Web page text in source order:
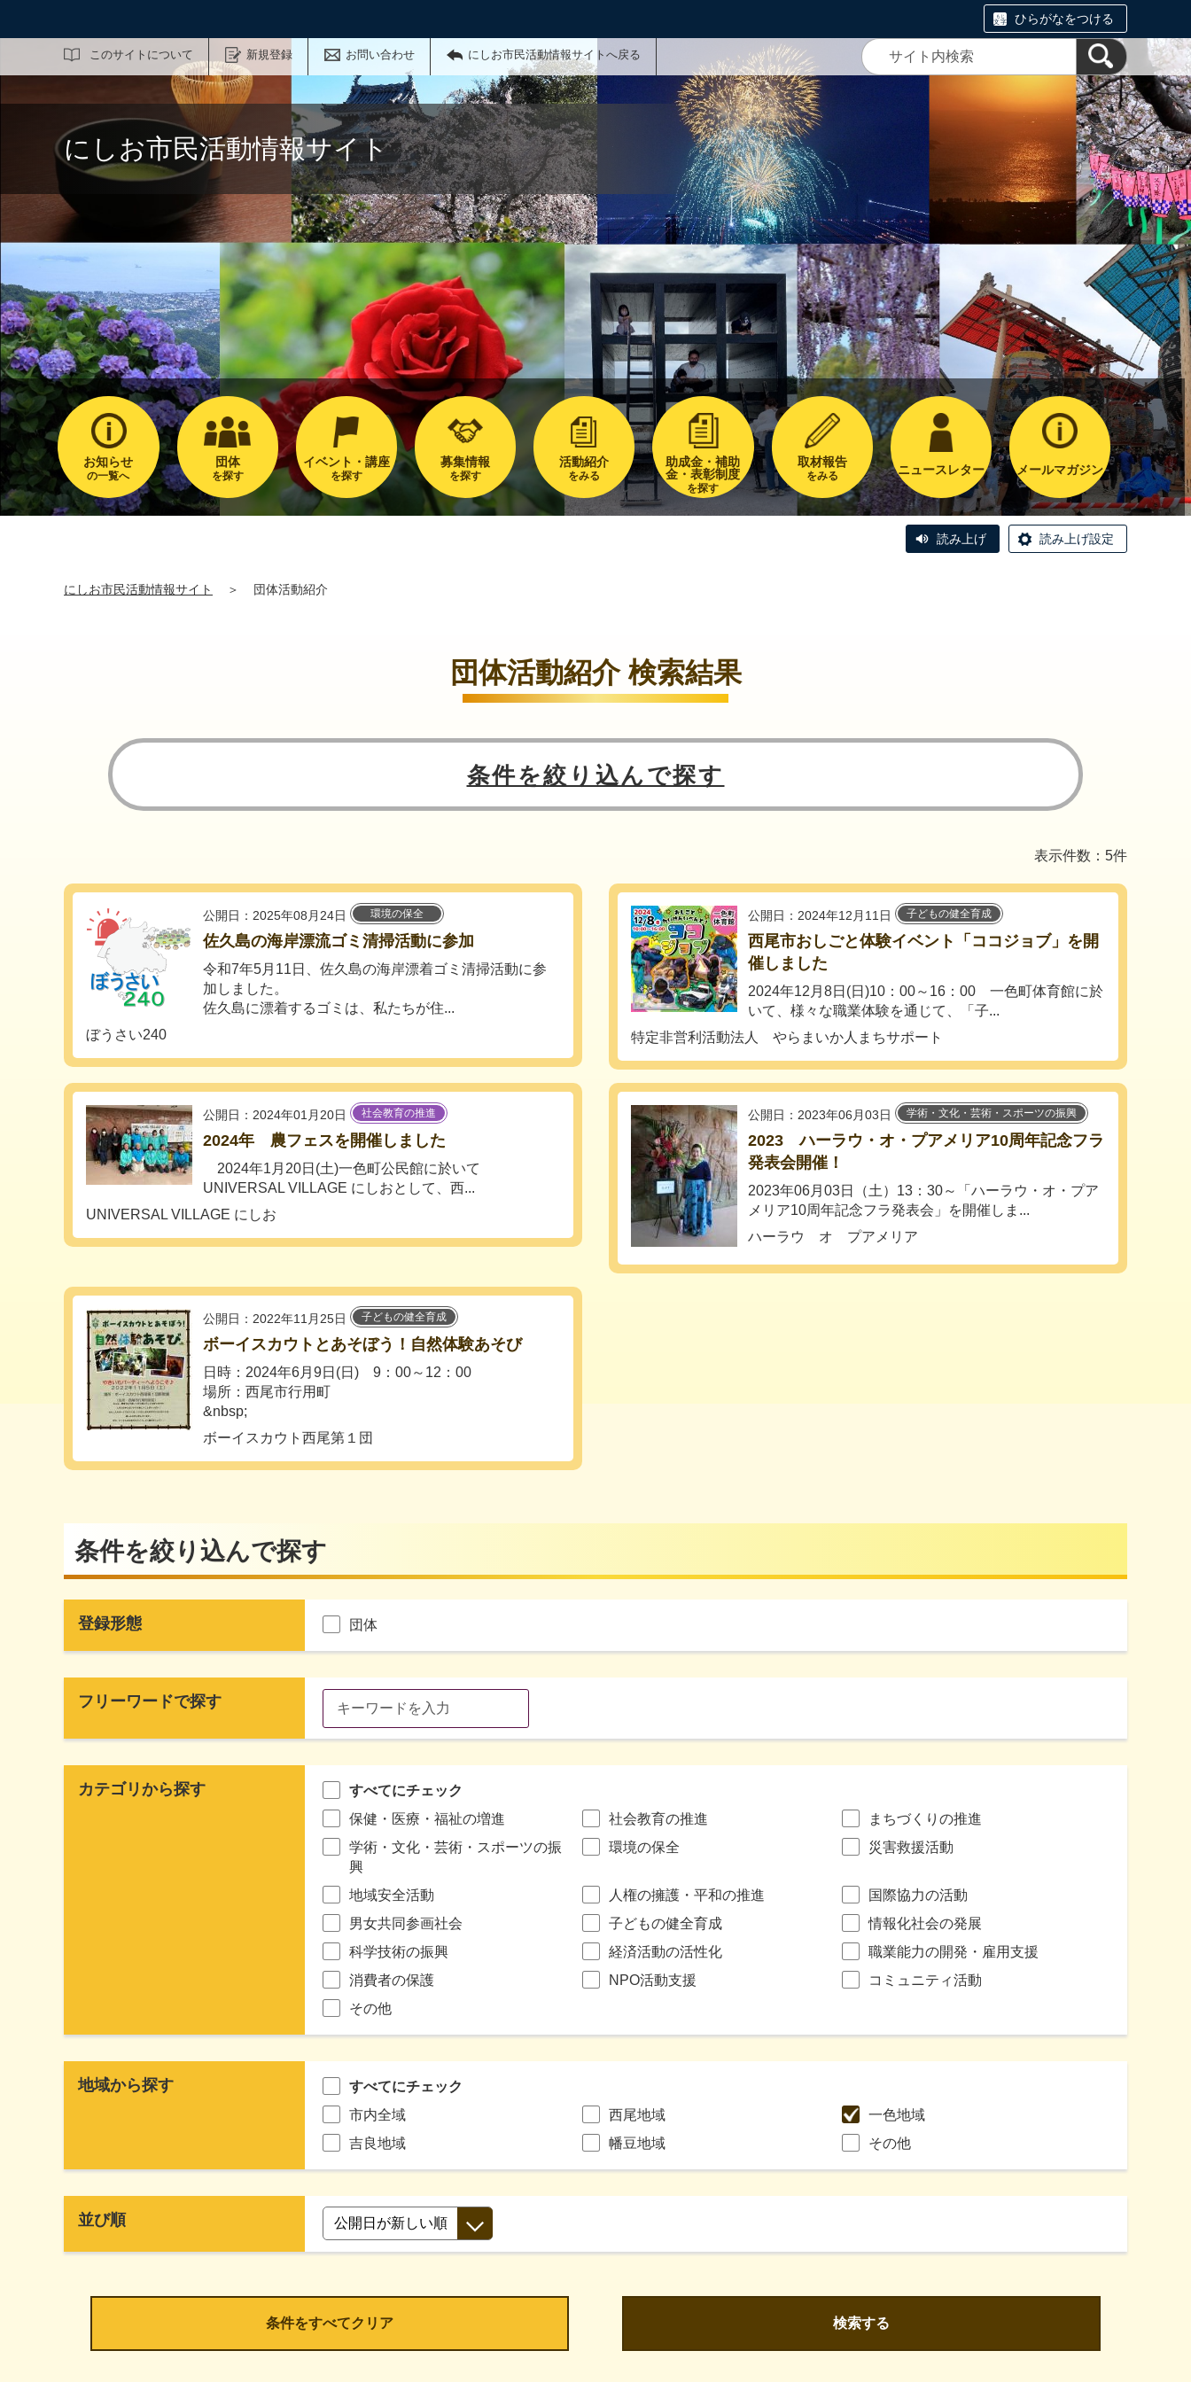
ひらがなをつける
このサイトについて 新規登録 お問い合わせ にしお市民活動情報サイトへ戻る
サイト内検索
にしお市民活動情報サイト
お知らせ
の一覧へ
団体
を探す
イベント・講座
を探す
募集情報
を探す
活動紹介
をみる
助成金・補助
金・表彰制度
を探す
取材報告
をみる ニュースレター メールマガジン
読み上げ 読み上げ設定
にしお市民活動情報サイト ＞ 団体活動紹介
団体活動紹介 検索結果
条件を絞り込んで探す
表示件数：5件
公開日：2025年08月24日 環境の保全
佐久島の海岸漂流ゴミ清掃活動に参加
令和7年5月11日、佐久島の海岸漂着ゴミ清掃活動に参
加しました。
佐久島に漂着するゴミは、私たちが住...
ぼうさい240
公開日：2024年12月11日 子どもの健全育成
西尾市おしごと体験イベント「ココジョブ」を開
催しました
2024年12月8日(日)10：00～16：00 一色町体育館に於
いて、様々な職業体験を通じて、「子...
特定非営利活動法人 やらまいか人まちサポート
公開日：2024年01月20日 社会教育の推進
2024年 農フェスを開催しました
2024年1月20日(土)一色町公民館に於いて
UNIVERSAL VILLAGE にしおとして、西...
UNIVERSAL VILLAGE にしお
公開日：2023年06月03日 学術・文化・芸術・スポーツの振興
2023 ハーラウ・オ・プアメリア10周年記念フラ
発表会開催！
2023年06月03日（土）13：30～「ハーラウ・オ・プア
メリア10周年記念フラ発表会」を開催しま...
ハーラウ オ プアメリア
公開日：2022年11月25日 子どもの健全育成
ボーイスカウトとあそぼう！自然体験あそび
日時：2024年6月9日(日) 9：00～12：00
場所：西尾市行用町
&nbsp;
ボーイスカウト西尾第１団
条件を絞り込んで探す
登録形態 団体
フリーワードで探す
カテゴリから探す
すべてにチェック
保健・医療・福祉の増進
社会教育の推進
まちづくりの推進
学術・文化・芸術・スポーツの振
興
環境の保全 災害救援活動
地域安全活動 人権の擁護・平和の推進
国際協力の活動
男女共同参画社会
子どもの健全育成
情報化社会の発展
科学技術の振興
経済活動の活性化
職業能力の開発・雇用支援
消費者の保護
NPO活動支援
コミュニティ活動
その他
地域から探す
すべてにチェック
市内全域
西尾地域
一色地域
吉良地域
幡豆地域 その他
並び順
検索する